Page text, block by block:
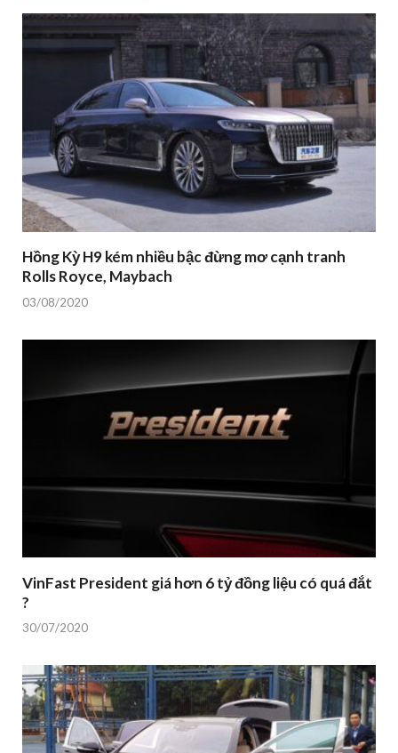
Hồng Kỳ H9 kém nhiều bậc đừng mơ cạnh tranh
Rolls Royce, Maybach
03/08/2020
VinFast President giá hơn 6 tỷ đồng liệu có quá đắt
?
30/07/2020